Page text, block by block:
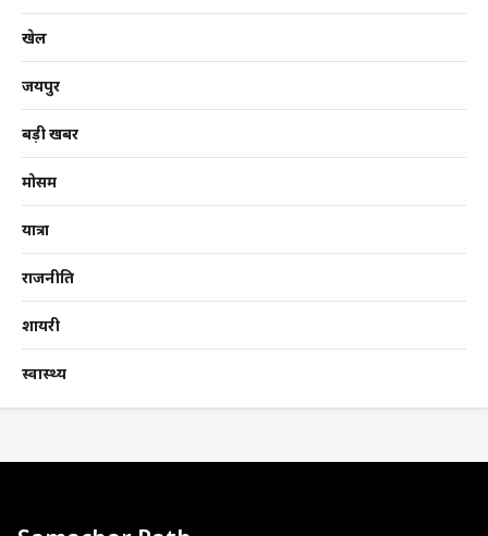
खेल
जयपुर
बड़ी खबर
मोसम
यात्रा
राजनीति
शायरी
स्वास्थ्य